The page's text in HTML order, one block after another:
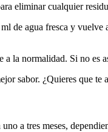
eliminar cualquier
agua fresca y vuelve
la normalidad. Si no es
sabor. ¿Quieres que te
a tres meses,